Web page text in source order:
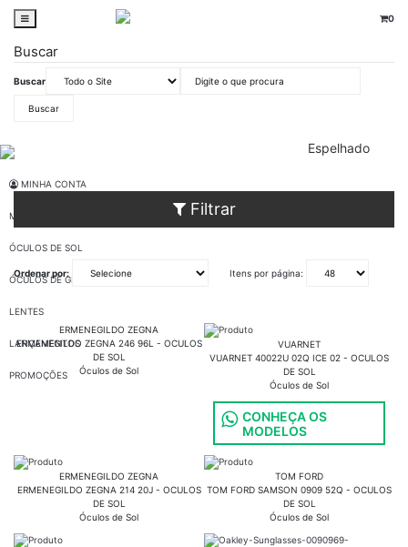
0
Buscar
Buscar
MINHA CONTA
MARCAS
ÓCULOS DE SOL
ÓCULOS DE GRAU
LENTES
LANÇAMENTOS
PROMOÇÕES
oticaswanny
Espelhado
Filtrar
Ordenar por: Itens por página:
ERMENEGILDO ZEGNA
ERMENEGILDO ZEGNA 246 96L - OCULOS
DE SOL
Óculos de Sol
VUARNET
VUARNET 40022U 02Q ICE 02 - OCULOS
DE SOL
Óculos de Sol
CONHEÇA OS
MODELOS
ERMENEGILDO ZEGNA
ERMENEGILDO ZEGNA 214 20J - OCULOS
DE SOL
Óculos de Sol
TOM FORD
TOM FORD SAMSON 0909 52Q - OCULOS
DE SOL
Óculos de Sol